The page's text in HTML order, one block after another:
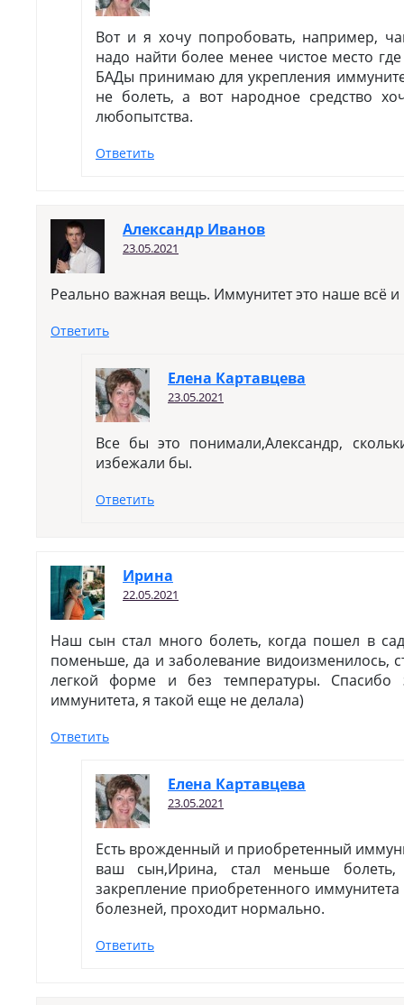
Вот и я хочу попробовать, например,
надо найти более менее чистое место
БАДы принимаю для укрепления
не болеть, а вот народное средство
любопытства.
Ответить
Александр Иванов
23.05.2021
Реально важная вещь. Иммунитет это наше всё и
Ответить
Елена Картавцева
23.05.2021
Все бы это понимали,Александр,
избежали бы.
Ответить
Ирина
22.05.2021
Наш сын стал много болеть, когда пошел в
поменьше, да и заболевание видоизменилось,
легкой форме и без температуры. Спасибо
иммунитета, я такой еще не делала)
Ответить
Елена Картавцева
23.05.2021
Есть врожденный и приобретенный
ваш сын,Ирина, стал меньше болеть,
закрепление приобретенного
болезней, проходит нормально.
Ответить